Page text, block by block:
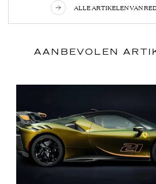
ALLE ARTIKELEN VAN
AANBEVOLEN